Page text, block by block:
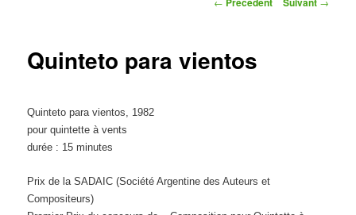
Quinteto para vientos
Quinteto para vientos, 1982
pour quintette à vents
durée : 15 minutes
Prix de la SADAIC (Société Argentine des Auteurs et
Compositeurs)